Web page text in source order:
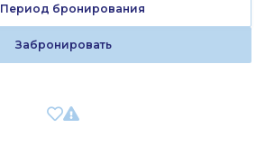
Период бронирования
Забронировать